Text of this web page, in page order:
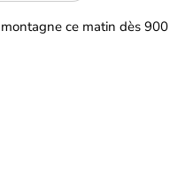
ce matin dès 900